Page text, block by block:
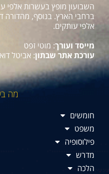
ברחבי הארץ. בנוסף, מהדורה
אלפי עותקים.
מייסד ועורך: מוטי זפט
עורכת אתר שבתון: אביטל
מה
חומשים
משפט
פילוסופיה
מדרש
הלכה